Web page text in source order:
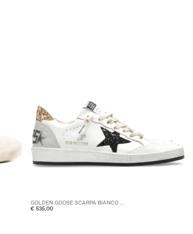
GOLDEN GOOSE SCARPA BIANCO ...
€ 535,00